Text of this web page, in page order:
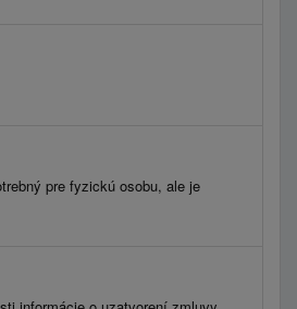
pre fyzickú osobu, ale je